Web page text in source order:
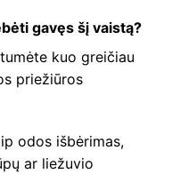
gavęs šį vaistą?
kuo greičiau
priežiūros
odos išbėrimas,
ar liežuvio